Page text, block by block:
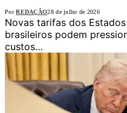
Por REDAÇÃO28 de julho de 2026
Novas tarifas dos
brasileiros podem
custos…